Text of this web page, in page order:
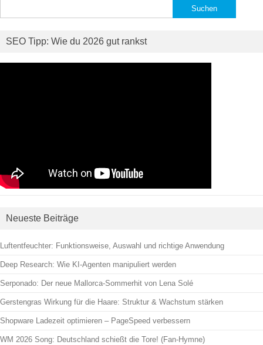
nach:
SEO Tipp: Wie du 2026 gut rankst
Neueste Beiträge
Luftentfeuchter: Funktionsweise, Auswahl und richtige Anwendung
Deep Research: Wie KI-Agenten manipuliert werden
Serponado: Der neue Mallorca-Sommerhit von Lena Solé
Gerstengras Wirkung für die Haare: Struktur & Wachstum stärken
Shopware Ladezeit optimieren – PageSpeed verbessern
WM 2026 Song: Deutschland schießt die Tore! (Fan-Hymne)